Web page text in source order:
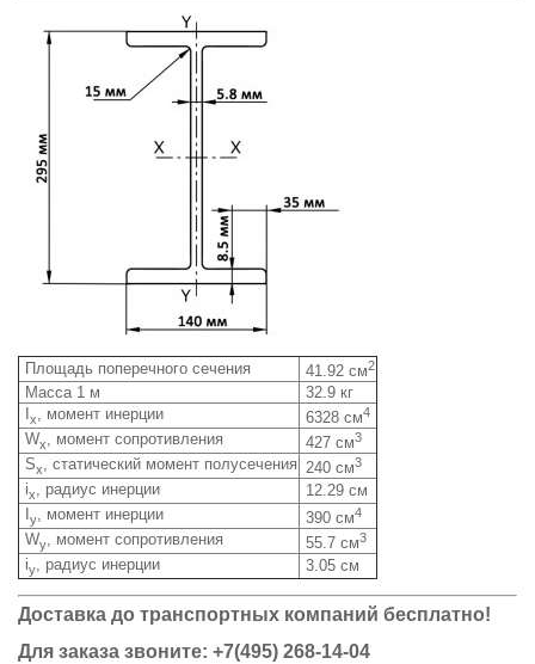
Площадь поперечного сечения 41.92 см2
Масса 1 м
32.9 кг
x , момент инерции 6328 см4
Wx , момент сопротивления 427 см3
Sx , статический момент полусечения 240 см3
ix , радиус инерции
12.29 см
y , момент инерции 390 см4
Wy , момент сопротивления 55.7 см3
iy , радиус инерции 3.05 см
Доставка до транспортных компаний бесплатно!
Для заказа звоните: +7(495) 268-14-04